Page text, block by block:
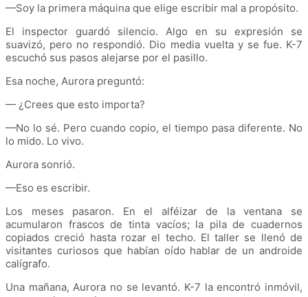
—Soy la primera máquina que elige escribir mal a propósito.
El inspector guardó silencio. Algo en su expresión se
suavizó, pero no respondió. Dio media vuelta y se fue. K-7
escuchó sus pasos alejarse por el pasillo.
Esa noche, Aurora preguntó:
— ¿Crees que esto importa?
—No lo sé. Pero cuando copio, el tiempo pasa diferente. No
lo mido. Lo vivo.
Aurora sonrió.
—Eso es escribir.
Los meses pasaron. En el alféizar de la ventana se
acumularon frascos de tinta vacíos; la pila de cuadernos
copiados creció hasta rozar el techo. El taller se llenó de
visitantes curiosos que habían oído hablar de un androide
calígrafo.
Una mañana, Aurora no se levantó. K-7 la encontró inmóvil,